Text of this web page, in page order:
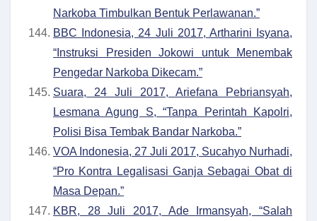
Narkoba Timbulkan Bentuk Perlawanan.”
BBC Indonesia, 24 Juli 2017, Artharini Isyana,
“Instruksi Presiden Jokowi untuk Menembak
Pengedar Narkoba Dikecam.”
Suara, 24 Juli 2017, Ariefana Pebriansyah,
Lesmana Agung S, “Tanpa Perintah Kapolri,
Polisi Bisa Tembak Bandar Narkoba.”
VOA Indonesia, 27 Juli 2017, Sucahyo Nurhadi,
“Pro Kontra Legalisasi Ganja Sebagai Obat di
Masa Depan.”
KBR, 28 Juli 2017, Ade Irmansyah, “Salah